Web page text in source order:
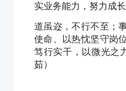
实业务能力，努力成
道虽迩，不行不至；
使命、以热忱坚守岗
笃行实干，以微光之
茹）